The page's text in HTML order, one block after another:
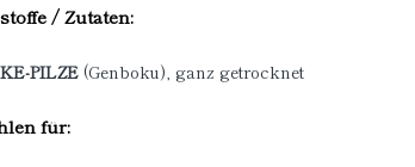
/ Zutaten:
PILZE(Genboku), ganz getrocknet
für: